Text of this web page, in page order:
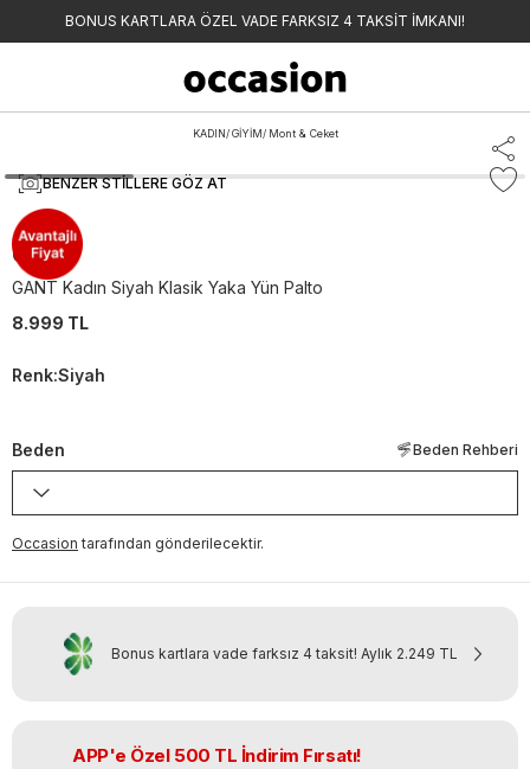
BONUS KARTLARA ÖZEL VADE FARKSIZ 4 TAKSİT İMKANI!
KADIN/ GİYİM/ Mont & Ceket
BENZER STILLERE GÖZ AT
Gant
GANT Kadın Siyah Klasik Yaka Yün Palto
8.999 TL
Renk:Siyah
Beden Beden Rehberi
Occasion tarafından gönderilecektir.
Bonus kartlara vade farksız 4 taksit! Aylık 2.249 TL
APP'e Özel 500 TL İndirim Fırsatı!